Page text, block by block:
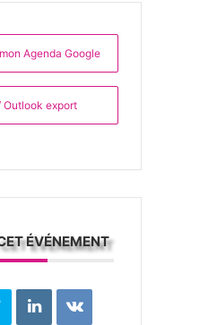
Agenda Google
Outlook export
ÉVÉNEMENT